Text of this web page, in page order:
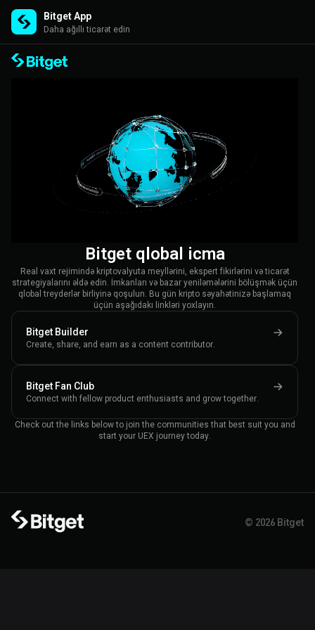
Bitget App
Daha ağıllı ticarət edin
Bitget qlobal icma
Real vaxt rejimində kriptovalyuta meyllərini, ekspert fikirlərini və ticarət
strategiyalarını əldə edin. İmkanları və bazar yeniləmələrini bölüşmək üçün
qlobal treyderlər birliyinə qoşulun. Bu gün kripto səyahətinizə başlamaq
üçün aşağıdakı linkləri yoxlayın.
Bitget Builder
Create, share, and earn as a content contributor.
Bitget Fan Club
Connect with fellow product enthusiasts and grow together.
Check out the links below to join the communities that best suit you and
start your UEX journey today.
© 2026 Bitget